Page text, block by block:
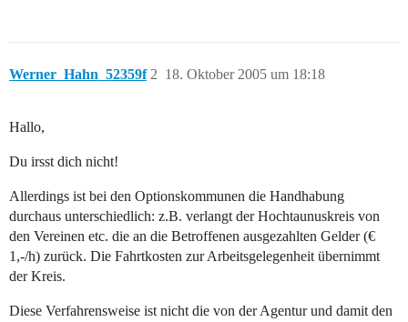
Werner_Hahn_52359f 18. Oktober 2005 um 18:18
2
Hallo,
Du irsst dich nicht!
Allerdings ist bei den Optionskommunen die Handhabung
durchaus unterschiedlich: z.B. verlangt der Hochtaunuskreis von
den Vereinen etc. die an die Betroffenen ausgezahlten Gelder (€
1,-/h) zurück. Die Fahrtkosten zur Arbeitsgelegenheit übernimmt
der Kreis.
Diese Verfahrensweise ist nicht die von der Agentur und damit den